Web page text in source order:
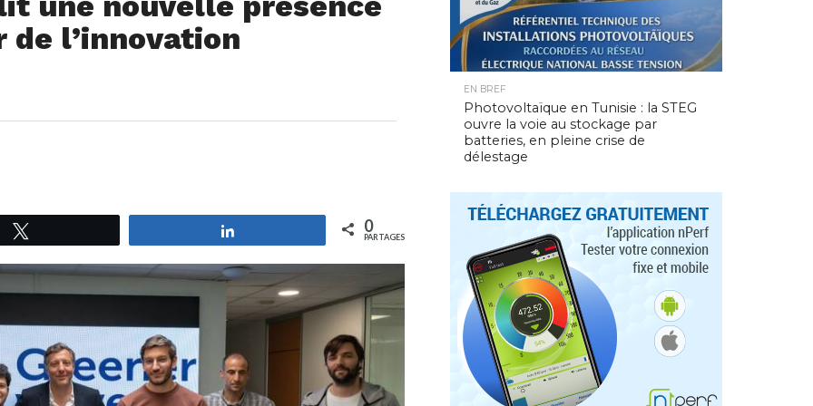
l’innovation
0
PARTAGES
EN BREF
Photovoltaïque en Tunisie : la STEG
ouvre la voie au stockage par
batteries, en pleine crise de
délestage